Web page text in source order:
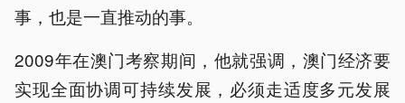
事，也是一直推动的事。
2009年在澳门考察期间，他就强调，澳门经济要
实现全面协调可持续发展，必须走适度多元发展